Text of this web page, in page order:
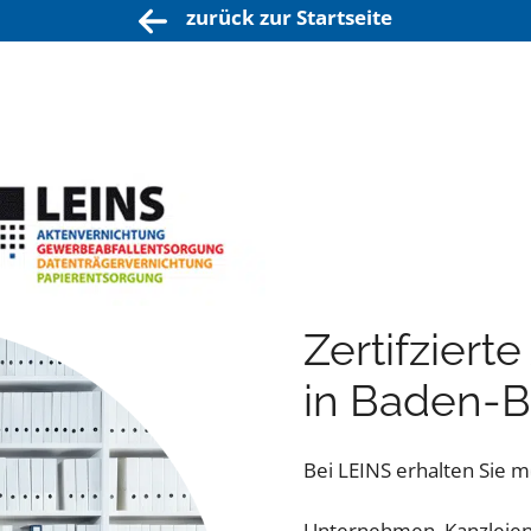
zurück zur Startseite
in Baden-
Bei LEINS erhalten Sie